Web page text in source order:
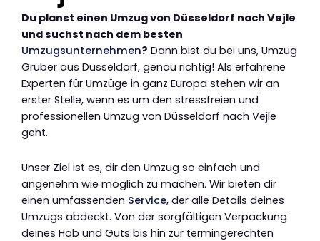
Du planst einen Umzug von Düsseldorf nach Vejle
und suchst nach dem besten
Umzugsunternehmen? Dann bist du bei uns, Umzug
Gruber aus Düsseldorf, genau richtig! Als erfahrene
Experten für Umzüge in ganz Europa stehen wir an
erster Stelle, wenn es um den stressfreien und
professionellen Umzug von Düsseldorf nach Vejle
geht.
Unser Ziel ist es, dir den Umzug so einfach und
angenehm wie möglich zu machen. Wir bieten dir
einen umfassenden Service, der alle Details deines
Umzugs abdeckt. Von der sorgfältigen Verpackung
deines Hab und Guts bis hin zur termingerechten